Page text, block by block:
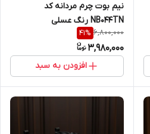
نیم بوت چرم مردانه کد
NB044TN رنگ عسلی
6,800,000
41%
3,980,000
افزودن به سبد